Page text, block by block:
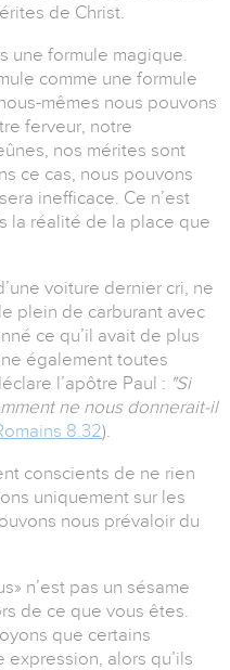
de Christ.
une formule magique.
comme une formule
mêmes nous pouvons
ferveur, notre
nos mérites sont
ce cas, nous pouvons
inefficace. Ce n’est
la réalité de la place que
voiture dernier cri, ne
plein de carburant avec
ce qu’il avait de plus
également toutes
l’apôtre Paul : "Si
ne nous donnerait-il
8.32).
conscients de ne rien
uniquement sur les
nous prévaloir du
n’est pas un sésame
de ce que vous êtes.
que certains
alors qu’ils